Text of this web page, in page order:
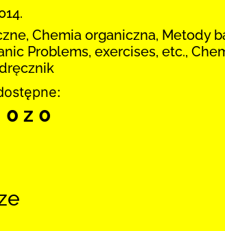
Chemia organiczna, Metody
Problems, exercises, etc.,
0 z 0